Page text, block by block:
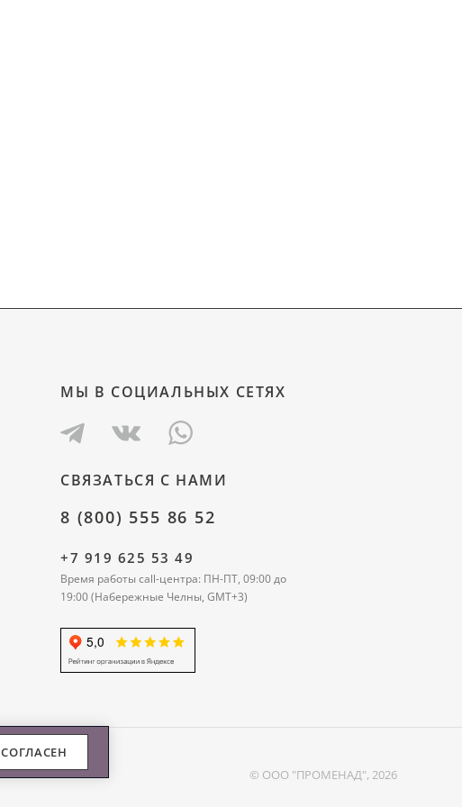
МЫ В СОЦИАЛЬНЫХ СЕТЯХ
СВЯЗАТЬСЯ С НАМИ
8 (800) 555 86 52
+7 919 625 53 49
Время работы call-центра: ПН-ПТ, 09:00 до
19:00 (Набережные Челны, GMT+3)
© ООО "ПРОМЕНАД", 2026
СОГЛАСЕН